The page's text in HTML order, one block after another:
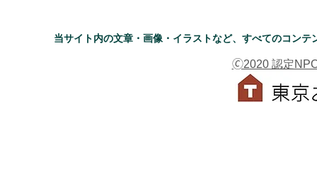
当サイト内の文章・画像・イラストなど、すべてのコン
🄫2020 認定